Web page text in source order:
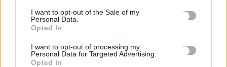
I want to opt-out of the Sale of my
Personal Data.
Opted In
I want to opt-out of processing my
Personal Data for Targeted Advertising.
Opted In
Αττικοβοιωτία: Με 6 βόμβες Χιροσίμα ισούται η ενέργεια από
8 Αυγούστου, 2026